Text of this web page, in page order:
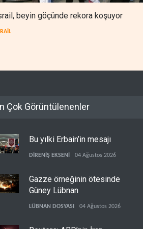
beyin göçünde rekora koşuyor
Çok Görüntülenenler
Bu yılki Erbain’in mesajı
DİRENİŞ EKSENİ 04 Ağustos 2026
Gazze örneğinin ötesinde
Güney Lübnan
LÜBNAN DOSYASI 04 Ağustos 2026